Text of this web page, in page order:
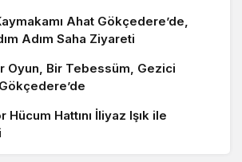
Ahat Gökçedere’de,
Adım Saha Ziyareti
Oyun, Bir Tebessüm, Gezici
Hücum Hattını İliyaz Işık ile